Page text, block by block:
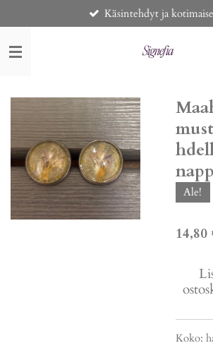
pääsisältöön
Käsintehdyt ja kotimaiset
Ale!
14,80
Koko: